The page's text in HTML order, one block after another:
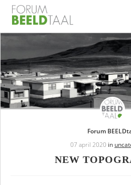
Forum
07 april 2020 in
NEW